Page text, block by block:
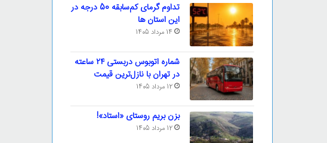
تداوم گرمای کم‌سابقه 50 درجه در
این استان ها
14 مرداد 1405
شماره اتوبوس دربستی ۲۴ ساعته
در تهران با نازل‌ترین قیمت
12 مرداد 1405
بزن بریم روستای «استاد»!
12 مرداد 1405